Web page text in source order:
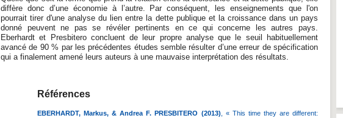
diffère donc d’une économie à l’autre. Par conséquent, les enseignements que l'on
pourrait tirer d'une analyse du lien entre la dette publique et la croissance dans un pays
donné peuvent ne pas se révéler pertinents en ce qui concerne les autres pays.
Eberhardt et Presbitero concluent de leur propre analyse que le seuil habituellement
avancé de 90 % par les précédentes études semble résulter d’une erreur de spécification
qui a finalement amené leurs auteurs à une mauvaise interprétation des résultats.
Références
EBERHARDT, Markus, & Andrea F. PRESBITERO (2013) , « This time they are different: